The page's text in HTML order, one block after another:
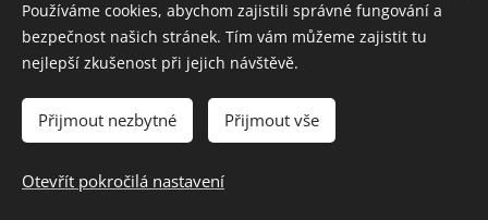
Vytvořeno službou
Používáme cookies, abychom zajistili správné fungování a
bezpečnost našich stránek. Tím vám můžeme zajistit tu
nejlepší zkušenost při jejich návštěvě.
Přijmout nezbytné Přijmout vše
Otevřít pokročilá nastavení